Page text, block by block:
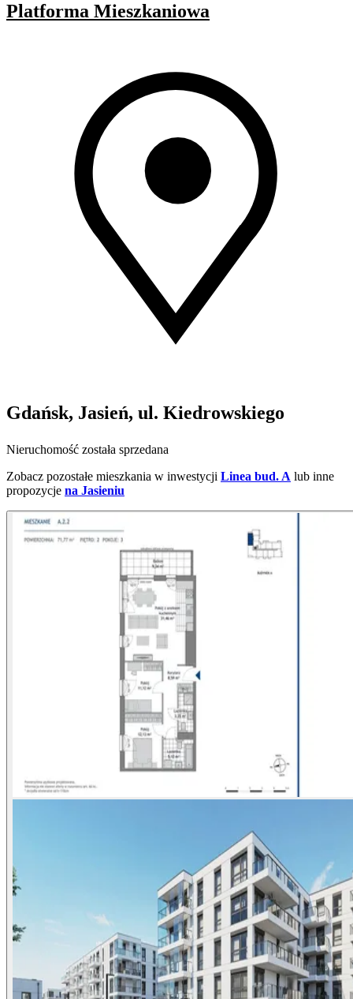
Platforma Mieszkaniowa
Gdańsk, Jasień, ul. Kiedrowskiego
Nieruchomość została sprzedana
Zobacz pozostałe mieszkania w inwestycji Linea bud. A lub inne
propozycje na Jasieniu